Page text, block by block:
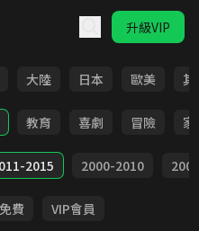
升級VIP
大陸 日本 歐美 其
教育 喜劇 冒險 家
2015 2000-2010
費 VIP會員